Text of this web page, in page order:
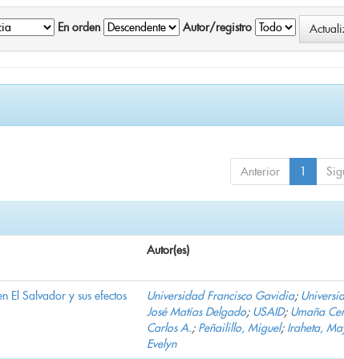
En orden Autor/registro
Anterior 1
Autor(es)
El Salvador y sus efectos
Universidad Francisco Gavidia;
José Matías Delgado; USAID; Umaña
Carlos A.; Peñailillo, Miguel; Iraheta,
Evelyn